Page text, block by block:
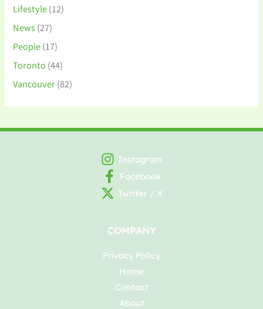
Lifestyle(12)
News(27)
People(17)
Toronto (44)
Vancouver(82)
Instagram
Facebook
Twitter / X
COMPANY
Privacy Policy
Home
Contact
About